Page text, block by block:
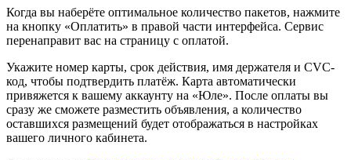
Когда вы наберёте оптимальное количество пакетов, нажмите
на кнопку «Оплатить» в правой части интерфейса. Сервис
перенаправит вас на страницу с оплатой.
Укажите номер карты, срок действия, имя держателя и CVC-
код, чтобы подтвердить платёж. Карта автоматически
привяжется к вашему аккаунту на «Юле». После оплаты вы
сразу же сможете разместить объявления, а количество
оставшихся размещений будет отображаться в настройках
вашего личного кабинета.